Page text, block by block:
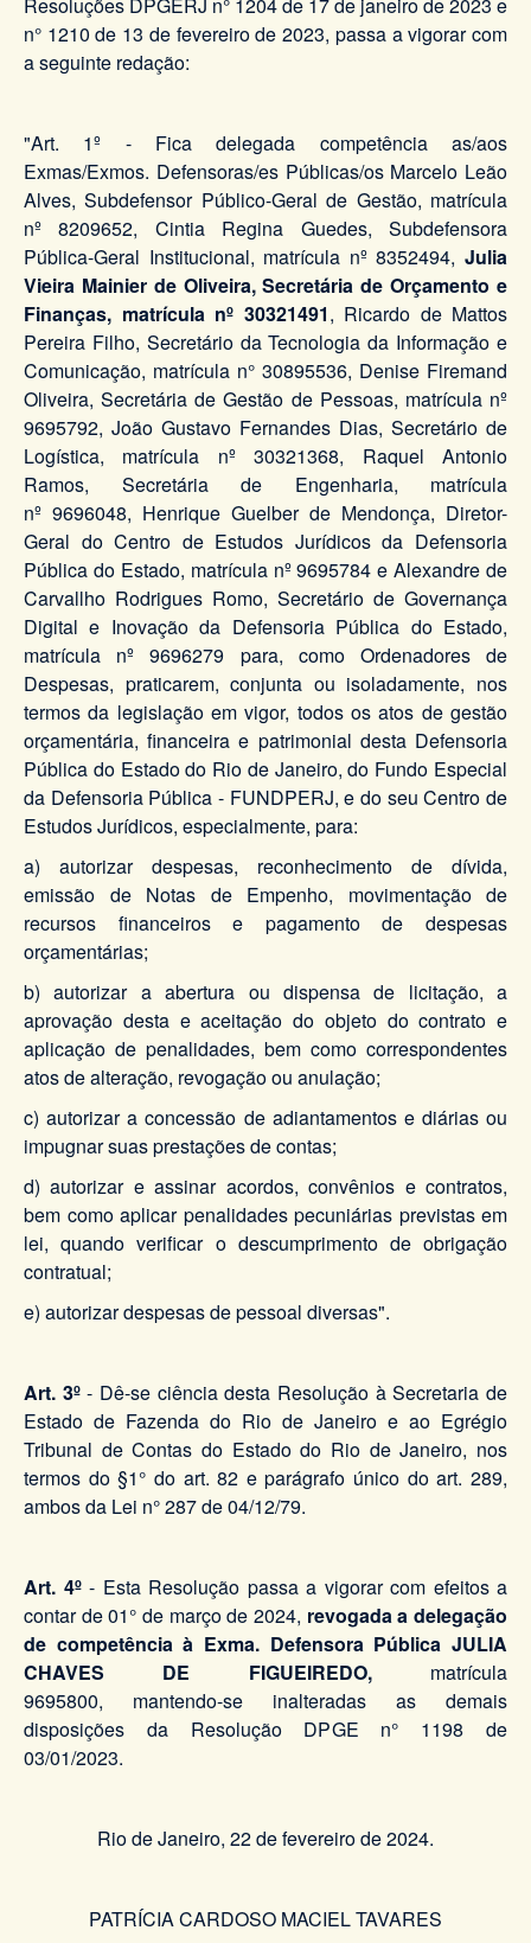
n° 1210 de 13 de fevereiro de 2023, passa a vigorar com
a seguinte redação:
"Art. 1º - Fica delegada competência as/aos
Exmas/Exmos. Defensoras/es Públicas/os Marcelo Leão
Alves, Subdefensor Público-Geral de Gestão, matrícula
nº 8209652, Cintia Regina Guedes, Subdefensora
Pública-Geral Institucional, matrícula nº 8352494, Julia
Vieira Mainier de Oliveira, Secretária de Orçamento e
Finanças, matrícula nº 30321491, Ricardo de Mattos
Pereira Filho, Secretário da Tecnologia da Informação e
Comunicação, matrícula n° 30895536, Denise Firemand
Oliveira, Secretária de Gestão de Pessoas, matrícula nº
9695792, João Gustavo Fernandes Dias, Secretário de
Logística, matrícula nº 30321368, Raquel Antonio
Ramos, Secretária de Engenharia, matrícula
nº 9696048, Henrique Guelber de Mendonça, Diretor-
Geral do Centro de Estudos Jurídicos da Defensoria
Pública do Estado, matrícula nº 9695784 e Alexandre de
Carvallho Rodrigues Romo, Secretário de Governança
Digital e Inovação da Defensoria Pública do Estado,
matrícula nº 9696279
para, como Ordenadores de
Despesas, praticarem, conjunta ou isoladamente, nos
termos da legislação em vigor, todos os atos de gestão
orçamentária, financeira e patrimonial desta Defensoria
Pública do Estado do Rio de Janeiro, do Fundo Especial
da Defensoria Pública - FUNDPERJ, e do seu Centro de
Estudos Jurídicos, especialmente, para:
a) autorizar despesas, reconhecimento de dívida,
emissão de Notas de Empenho, movimentação de
recursos financeiros e pagamento de despesas
orçamentárias;
b) autorizar a abertura ou dispensa de licitação, a
aprovação desta e aceitação do objeto do contrato e
aplicação de penalidades, bem como correspondentes
atos de alteração, revogação ou anulação;
c) autorizar a concessão de adiantamentos e diárias ou
impugnar suas prestações de contas;
d) autorizar e assinar acordos, convênios e contratos,
bem como aplicar penalidades pecuniárias previstas em
lei, quando verificar o descumprimento de obrigação
contratual;
e) autorizar despesas de pessoal diversas".
Art. 3º- Dê-se ciência desta Resolução à Secretaria de
Estado de Fazenda do Rio de Janeiro e ao Egrégio
Tribunal de Contas do Estado do Rio de Janeiro, nos
termos do §1° do art. 82 e parágrafo único do art. 289,
ambos da Lei n° 287 de 04/12/79.
Art. 4º- Esta Resolução passa a vigorar com efeitos a
contar de 01° de março de 2024, revogada a delegação
de competência à Exma. Defensora Pública JULIA
CHAVES DE FIGUEIREDO,matrícula
9695800, mantendo-se inalteradas as demais
disposições da Resolução DPGE n° 1198 de
03/01/2023.
Rio de Janeiro, 22 de fevereiro de 2024.
PATRÍCIA CARDOSO MACIEL TAVARES